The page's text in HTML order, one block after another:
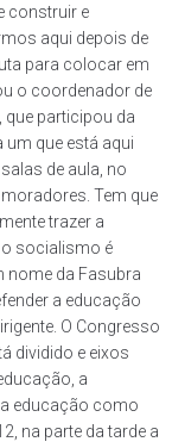
construir e
aqui depois de
para colocar em
o coordenador de
participou da
um que está aqui
de aula, no
Tem que
trazer a
o socialismo é
nome da Fasubra
a educação
O Congresso
dividido e eixos
a
educação como
na parte da tarde a